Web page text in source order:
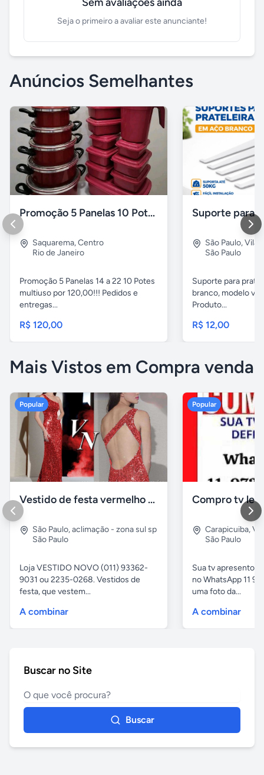
Seja o primeiro a avaliar este anunciante!
Anúncios Semelhantes
Promoção 5 Panelas 10 Potes Multiuso
Saquarema,Centro
Rio de Janeiro
Promoção 5 Panelas 14 a 22 10 Potes
multiuso por 120,00!!! Pedidos e
entregas...
R$ 120,00
São Paulo,Vila
São Paulo
Suporte para
branco, modelo
Produto...
R$ 12,00
Mais Vistos em Compra venda
Popular
Vestido de festa vermelho com brilho e pedraria
São Paulo,aclimação - zona sul sp
São Paulo
Loja VESTIDO NOVO (011) 93362-
9031 ou 2235-0268. Vestidos de
festa, que vestem...
A combinar
Popular
Compro tv
Carapicuiba,
São Paulo
Sua tv apresentou
no WhatsApp 11
uma foto da...
A combinar
Buscar no Site
Buscar